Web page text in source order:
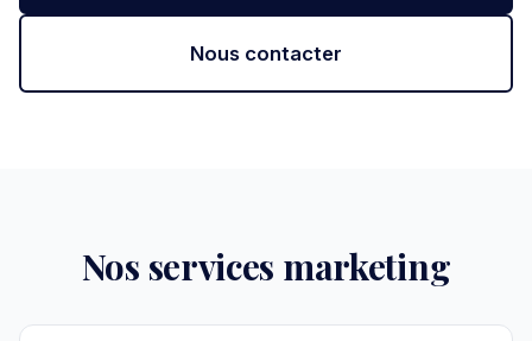
Nous contacter
Nos services marketing